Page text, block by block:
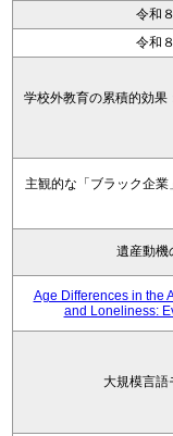
令和
令和
学校外教育の累積的効果
主観的な「ブラック企
遺産動機
Age Differences in the
and Loneliness:
大規模言語